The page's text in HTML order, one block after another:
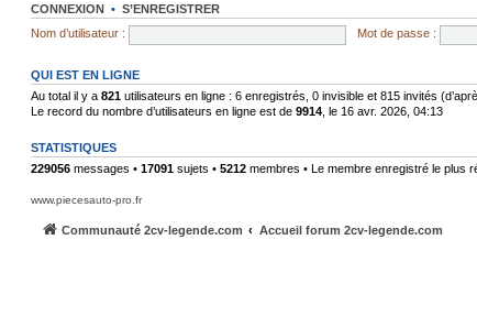
CONNEXION• S’ENREGISTRER
Nom d’utilisateur :
Mot de passe :
QUI EST EN LIGNE
Au total il y a 821utilisateurs en ligne : 6 enregistrés, 0 invisible et 815 invités
Le record du nombre d’utilisateurs en ligne est de 9914, le 16 avr. 2026, 04:13
STATISTIQUES
229056messages • 17091sujets • 5212membres • Le membre enregistré le plus
www.piecesauto-pro.fr
Communauté 2cv-legende.com Accueil forum 2cv-legende.com